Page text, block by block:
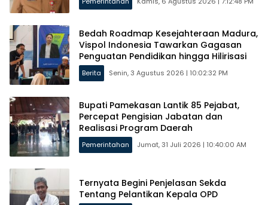
Bedah Roadmap Kesejahteraan Madura,
Vispol Indonesia Tawarkan Gagasan
Penguatan Pendidikan hingga Hilirisasi
Berita Senin, 3 Agustus 2026 | 10:02:32 PM
Bupati Pamekasan Lantik 85 Pejabat,
Percepat Pengisian Jabatan dan
Realisasi Program Daerah
Pemerintahan Jumat, 31 Juli 2026 | 10:40:00 AM
Ternyata Begini Penjelasan Sekda
Tentang Pelantikan Kepala OPD